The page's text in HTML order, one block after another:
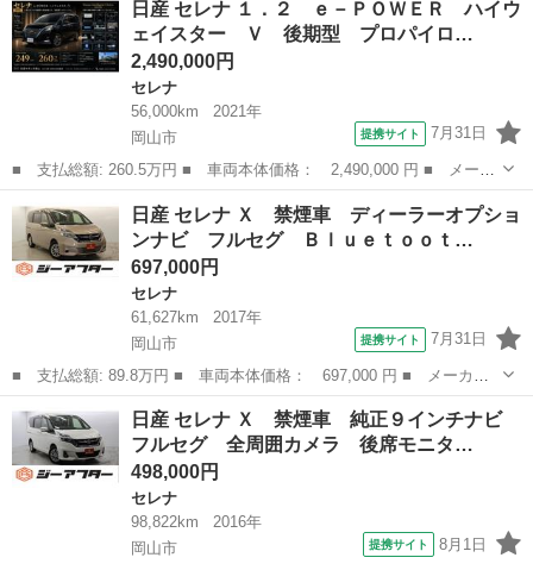
ケンウッドナビ インテリジェットアラウンドビューモニター デジ
タルイン...
日産 セレナ １．２ ｅ－ＰＯＷＥＲ ハイウ
ェイスター Ｖ 後期型 プロパイロ…
2,490,000円
セレナ
56,000km
2021年
岡山市
提携サイト 7月31日
■ 支払総額: 260.5万円 ■ 車両本体価格： 2,490,000 円 ■ メーカ
ー名： 日産 ■ 車種名： セレナ ■ グレード名： １．２ ｅ－
ＰＯＷＥＲ ハイウェイスター Ｖ 後期型 プロパイロット 後席
フリップ...
岡山 岡山市 セレナ
日産 セレナ Ｘ 禁煙車 ディーラーオプショ
ンナビ フルセグ Ｂｌｕｅｔｏｏｔ…
697,000円
セレナ
61,627km
2017年
岡山市
提携サイト 7月31日
■ 支払総額: 89.8万円 ■ 車両本体価格： 697,000 円 ■ メーカー
名： 日産 ■ 車種名： セレナ ■ グレード名： Ｘ 禁煙車 デ
ィーラーオプションナビ フルセグ Ｂｌｕｅｔｏｏｔｈ接続 ＵＳ
Ｂ入力端子 ...
岡山 岡山市 セレナ
日産 セレナ Ｘ 禁煙車 純正９インチナビ
フルセグ 全周囲カメラ 後席モニタ…
498,000円
セレナ
98,822km
2016年
岡山市
提携サイト 8月1日